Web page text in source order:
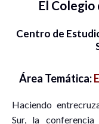
El Colegio
Centro de
Área Temática:
Haciendo
Sur, la